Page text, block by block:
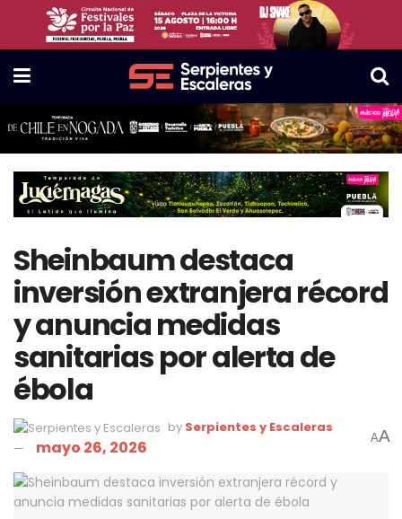
Sheinbaum destaca
inversión extranjera récord
y anuncia medidas
sanitarias por alerta de
ébola
by Serpientes y Escaleras
mayo 26, 2026 AA